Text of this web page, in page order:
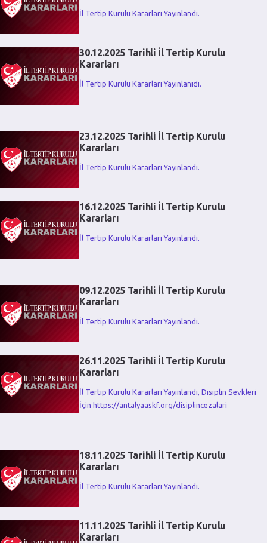
İl Tertip Kurulu Kararları Yayınlandı.
30.12.2025 Tarihli İl Tertip Kurulu
Kararları
İl Tertip Kurulu Kararları Yayınlanıdı.
23.12.2025 Tarihli İl Tertip Kurulu
Kararları
İl Tertip Kurulu Kararları Yayınlandı.
16.12.2025 Tarihli İl Tertip Kurulu
Kararları
İl Tertip Kurulu Kararları Yayınlandı.
09.12.2025 Tarihli İl Tertip Kurulu
Kararları
İl Tertip Kurulu Kararları Yayınlandı.
26.11.2025 Tarihli İl Tertip Kurulu
Kararları
İl Tertip Kurulu Kararları Yayınlandı, Disiplin Sevkleri
İçin https://antalyaaskf.org/disiplincezalari
18.11.2025 Tarihli İl Tertip Kurulu
Kararları
İl Tertip Kurulu Kararları Yayınlandı.
11.11.2025 Tarihli İl Tertip Kurulu
Kararları